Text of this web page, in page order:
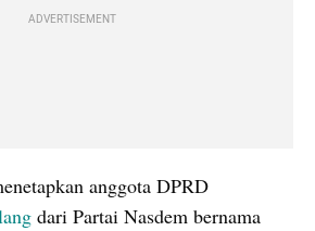
ADVERTISEMENT
anggota DPRD
dari Partai Nasdem bernama